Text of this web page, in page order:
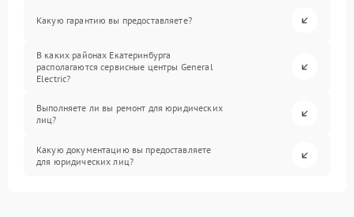
Какую гарантию вы предоставляете?
В каких районах Екатеринбурга
располагаются сервисные центры General
Electric?
Выполняете ли вы ремонт для юридических
лиц?
Какую документацию вы предоставляете
для юридических лиц?